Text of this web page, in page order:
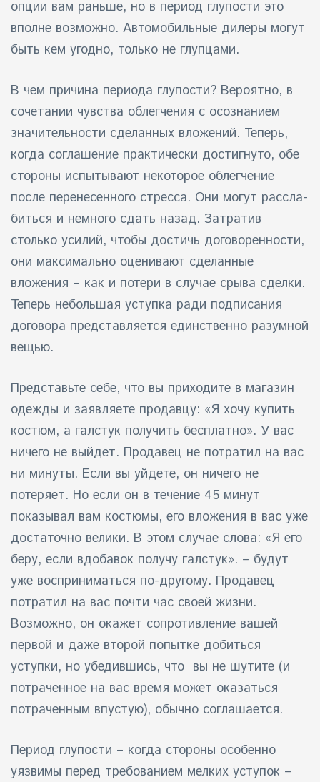
опции вам раньше, но в период глупости это
вполне возможно. Автомобильные дилеры могут
быть кем угодно, только не глупцами.
В чем причина периода глупости? Вероятно, в
сочетании чувства облегчения с осознанием
значительности сделанных вложений. Теперь,
когда соглашение практически достигнуто, обе
стороны испытывают некоторое облегчение
после перенесенного стресса. Они могут рассла-
биться и немного сдать назад. Затратив
столько усилий, чтобы достичь договоренности,
они максимально оценивают сделанные
вложения – как и потери в случае срыва сделки.
Теперь небольшая уступка ради подписания
договора представляется единственно разумной
вещью.
Представьте себе, что вы приходите в магазин
одежды и заявляете продавцу: «Я хочу купить
костюм, а галстук получить бесплатно». У вас
ничего не выйдет. Продавец не потратил на вас
ни минуты. Если вы уйдете, он ничего не
потеряет. Но если он в течение 45 минут
показывал вам костюмы, его вложения в вас уже
достаточно велики. В этом случае слова: «Я его
беру, если вдобавок получу галстук». – будут
уже восприниматься по-другому. Продавец
потратил на вас почти час своей жизни.
Возможно, он окажет сопротивление вашей
первой и даже второй попытке добиться
уступки, но убедившись, что вы не шутите (и
потраченное на вас время может оказаться
потраченным впустую), обычно соглашается.
Период глупости – когда стороны особенно
уязвимы перед требованием мелких уступок –